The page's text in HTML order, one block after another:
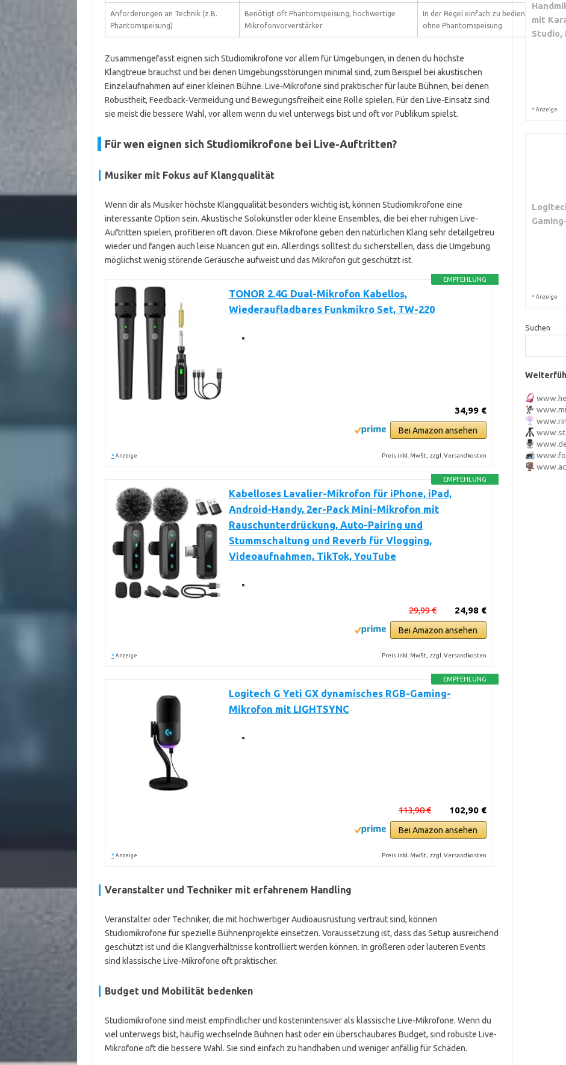
Anforderungen an Technik (z.B.
Phantomspeisung)
Benötigt oft Phantomspeisung, hochwertige
Mikrofonvorverstärker
In der Regel einfach zu bedienen, oft
ohne Phantomspeisung
Zusammengefasst eignen sich Studiomikrofone vor allem für Umgebungen, in denen du höchste
Klangtreue brauchst und bei denen Umgebungsstörungen minimal sind, zum Beispiel bei akustischen
Einzelaufnahmen auf einer kleinen Bühne. Live-Mikrofone sind praktischer für laute Bühnen, bei denen
Robustheit, Feedback-Vermeidung und Bewegungsfreiheit eine Rolle spielen. Für den Live-Einsatz sind
sie meist die bessere Wahl, vor allem wenn du viel unterwegs bist und oft vor Publikum spielst.
Für wen eignen sich Studiomikrofone bei Live-Auftritten?
Musiker mit Fokus auf Klangqualität
Wenn dir als Musiker höchste Klangqualität besonders wichtig ist, können Studiomikrofone eine
interessante Option sein. Akustische Solokünstler oder kleine Ensembles, die bei eher ruhigen Live-
Auftritten spielen, profitieren oft davon. Diese Mikrofone geben den natürlichen Klang sehr detailgetreu
wieder und fangen auch leise Nuancen gut ein. Allerdings solltest du sicherstellen, dass die Umgebung
möglichst wenig störende Geräusche aufweist und das Mikrofon gut geschützt ist.
EMPFEHLUNG
TONOR 2.4G Dual-Mikrofon Kabellos,
Wiederaufladbares Funkmikro Set, TW-220
34,99 €
Bei Amazon ansehen
* Anzeige Preis inkl. MwSt., zzgl. Versandkosten
EMPFEHLUNG
Kabelloses Lavalier-Mikrofon für iPhone, iPad,
Android-Handy, 2er-Pack Mini-Mikrofon mit
Rauschunterdrückung, Auto-Pairing und
Stummschaltung und Reverb für Vlogging,
Videoaufnahmen, TikTok, YouTube
24,98 €
29,99 €
Bei Amazon ansehen
* Anzeige Preis inkl. MwSt., zzgl. Versandkosten
EMPFEHLUNG
Logitech G Yeti GX dynamisches RGB-Gaming-
Mikrofon mit LIGHTSYNC
102,90 €
113,90 €
Bei Amazon ansehen
* Anzeige Preis inkl. MwSt., zzgl. Versandkosten
Veranstalter und Techniker mit erfahrenem Handling
Veranstalter oder Techniker, die mit hochwertiger Audioausrüstung vertraut sind, können
Studiomikrofone für spezielle Bühnenprojekte einsetzen. Voraussetzung ist, dass das Setup ausreichend
geschützt ist und die Klangverhältnisse kontrolliert werden können. In größeren oder lauteren Events
sind klassische Live-Mikrofone oft praktischer.
Budget und Mobilität bedenken
Studiomikrofone sind meist empfindlicher und kostenintensiver als klassische Live-Mikrofone. Wenn du
viel unterwegs bist, häufig wechselnde Bühnen hast oder ein überschaubares Budget, sind robuste Live-
Mikrofone oft die bessere Wahl. Sie sind einfach zu handhaben und weniger anfällig für Schäden.
mit
Studio,
* Anzeige
* Anzeige
Suchen